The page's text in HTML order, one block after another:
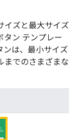
イズと最大サイズ
タン テンプレー
ンは、最小サイズ
までのさまざまな